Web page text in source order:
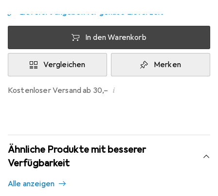
Lieferort angeben für genaue Lieferzeit
In den Warenkorb
Vergleichen Merken
Kostenloser Versand ab 30,– i
Ähnliche Produkte mit besserer
Verfügbarkeit
Alle anzeigen